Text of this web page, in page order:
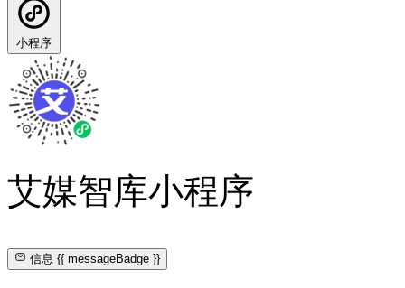
小程序
艾媒智库小程序
信息{{ messageBadge }}